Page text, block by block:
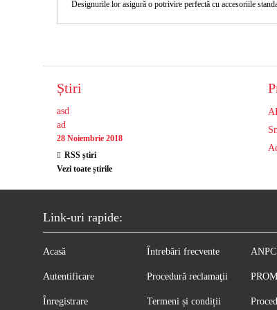
Designurile lor asigură o potrivire perfectă cu accesoriile
Știri
asd
ad
28 Noiembrie 2018
RSS știri
Vezi toate știrile
Link-uri rapide:
Acasă
Autentificare
Înregistrare
Întrebări frecvente
Procedură reclamaţii
Termeni și condiții
ANPC